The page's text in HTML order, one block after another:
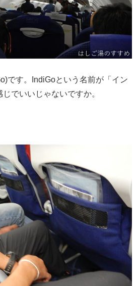
です。IndiGoという名前が「イン
でいいじゃないですか。